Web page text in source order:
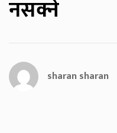
नसक्ने
sharan sharan